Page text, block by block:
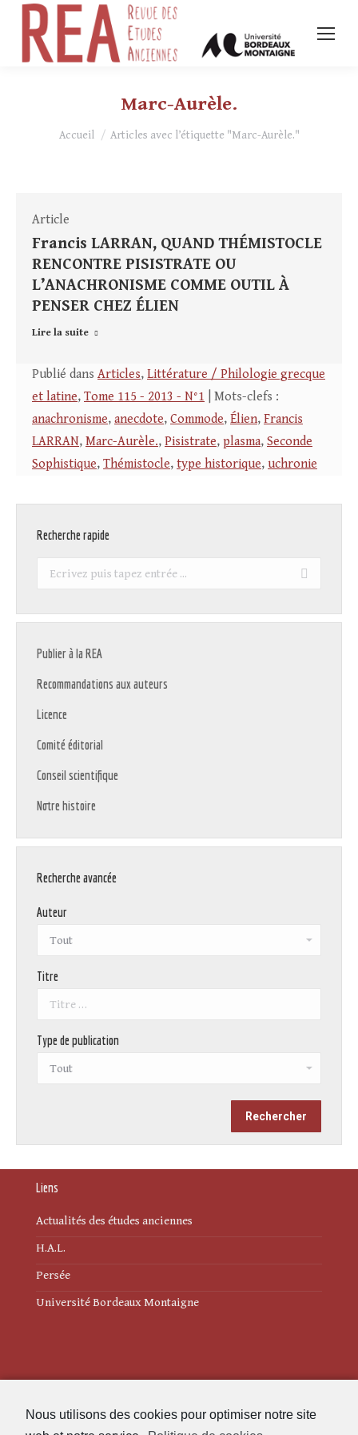
Nous utilisons des cookies pour optimiser notre site
Marc-Aurèle.
Vous êtes ici :
Accueil Articles avec l’étiquette "Marc-Aurèle."
Article
Francis LARRAN, QUAND THÉMISTOCLE
RENCONTRE PISISTRATE OU
L’ANACHRONISME COMME OUTIL À
PENSER CHEZ ÉLIEN
Lire la suite
Publié dans Articles, Littérature / Philologie grecque
et latine, Tome 115 - 2013 - N°1 | Mots-clefs :
anachronisme, anecdote, Commode, Élien, Francis
LARRAN, Marc-Aurèle., Pisistrate, plasma, Seconde
Sophistique, Thémistocle, type historique, uchronie
Recherche rapide
Recherche
Publier à la REA
Recommandations aux auteurs
Licence
Comité éditorial
Conseil scientifique
Notre histoire
Recherche avancée
Auteur
Titre
Type de publication
Liens
Actualités des études anciennes
H.A.L.
Persée
Université Bordeaux Montaigne
Politique de cookies (UE)